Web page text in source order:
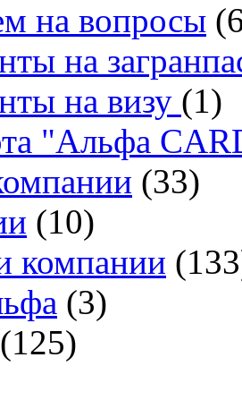
на вопросы
на
на визу (1)
"Альфа
(33)
(10)
компании
(3)
(125)